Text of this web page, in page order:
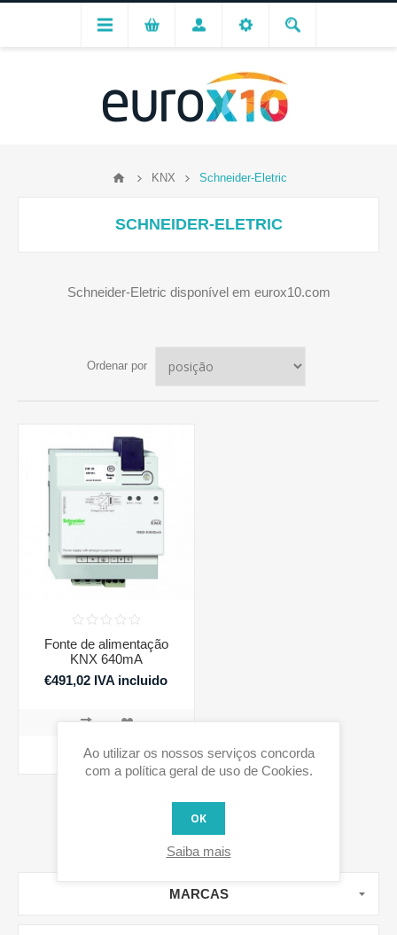
KNX Schneider-Eletric
SCHNEIDER-ELETRIC
Schneider-Eletric disponível em eurox10.com
Ordenar por
Fonte de alimentação
KNX 640mA
€491,02 IVA incluido
COMPRAR
MARCAS
Ao utilizar os nossos serviços concorda
com a política geral de uso de Cookies.
OK
Saiba mais